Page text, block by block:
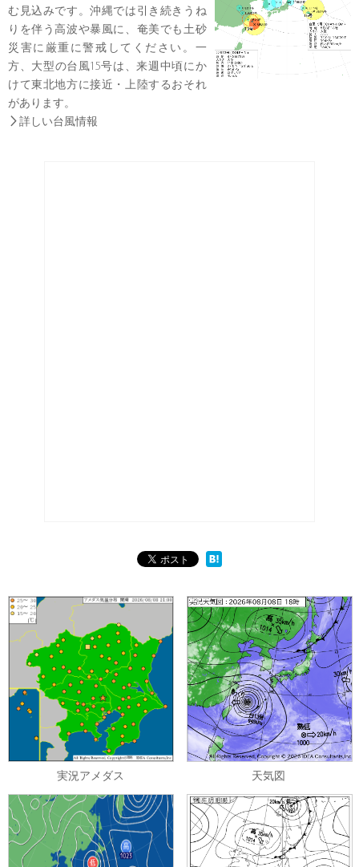
む見込みです。沖縄では引き続きうね
りを伴う高波や暴風に、奄美でも土砂
災害に厳重に警戒してください。一
方、大型の台風15号は、来週中頃にか
けて東北地方に接近・上陸するおそれ
があります。
 詳しい台風情報
実況アメダス 天気図